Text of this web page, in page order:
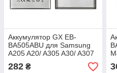
Аккумулятор GX EB-
BA505ABU для Samsung
A205 A20/ A305 A30/ A307
282 ₴